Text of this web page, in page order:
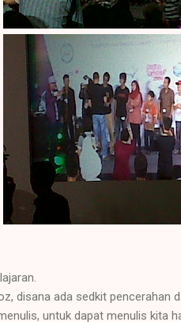
disana ada sedkit pencerahan
untuk dapat menulis kita